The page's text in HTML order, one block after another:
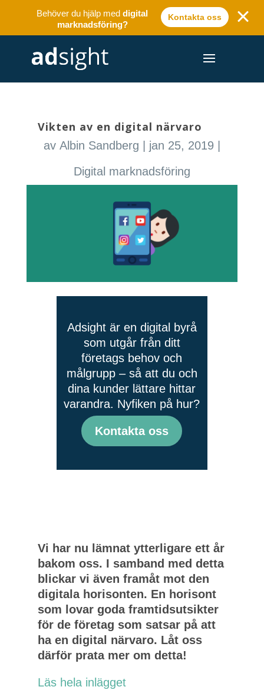
Behöver du hjälp meddigital
marknadsföring?
Kontakta oss
Vikten av en digital närvaro
av Albin Sandberg jan 25, 2019
Digital marknadsföring
Adsight är en digital byrå
som utgår från ditt
företags behov och
målgrupp – så att du och
dina kunder lättare hittar
varandra. Nyfiken på hur?
Kontakta oss
Vi har nu lämnat ytterligare ett år
bakom oss. I samband med detta
blickar vi även framåt mot den
digitala horisonten. En horisont
som lovar goda framtidsutsikter
för de företag som satsar på att
ha en digital närvaro. Låt oss
därför prata mer om detta!
Läs hela inlägget